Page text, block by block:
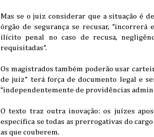
Mas se o juiz considerar que a situação é
órgão de segurança se recusar,
ilícito penal no caso de recusa,
requisitadas”.
Os magistrados também poderão usar
de juiz” terá força de documento legal e
“independentemente de providências
O texto traz outra inovação: os juízes
especifica se todas as prerrogativas do
as que couberem.